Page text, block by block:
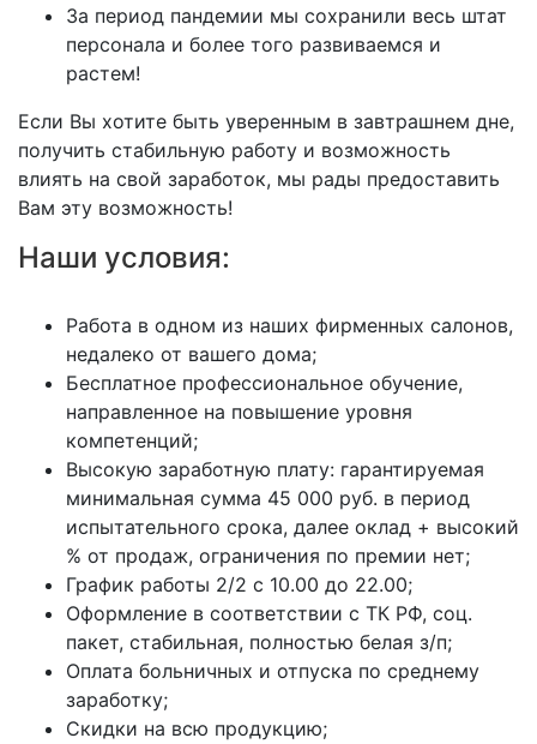
За период пандемии мы сохранили весь штат
персонала и более того развиваемся и
растем!
Если Вы хотите быть уверенным в завтрашнем дне,
получить стабильную работу и возможность
влиять на свой заработок, мы рады предоставить
Вам эту возможность!
Наши условия:
Работа в одном из наших фирменных салонов,
недалеко от вашего дома;
Бесплатное профессиональное обучение,
направленное на повышение уровня
компетенций;
Высокую заработную плату: гарантируемая
минимальная сумма 45 000 руб. в период
испытательного срока, далее оклад + высокий
% от продаж, ограничения по премии нет;
График работы 2/2 с 10.00 до 22.00;
Оформление в соответствии с ТК РФ, соц.
пакет, стабильная, полностью белая з/п;
Оплата больничных и отпуска по среднему
заработку;
Скидки на всю продукцию;